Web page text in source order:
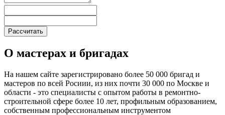
О мастерах и бригадах
На нашем сайте зарегистрировано более 50 000 бригад и
мастеров по всей Росиии, из них почти 30 000 по Москве и
области - это специалисты с опытом работы в ремонтно-
строительной сфере более 10 лет, профильным образованием,
собственным профессиональным инструментом